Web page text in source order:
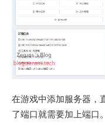
在游戏中添加服务器，
了端口就需要加上端口。